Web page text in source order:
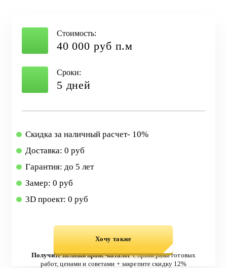
Стоимость:
40 000 руб п.м
Сроки:
5 дней
Скидка за наличный расчет- 10%
Доставка: 0 руб
Гарантия: до 5 лет
Замер: 0 руб
3D проект: 0 руб
Хочу также
Получите полный прайс-каталогс примерами готовых
работ, ценами и советами + закрепите скидку 12%